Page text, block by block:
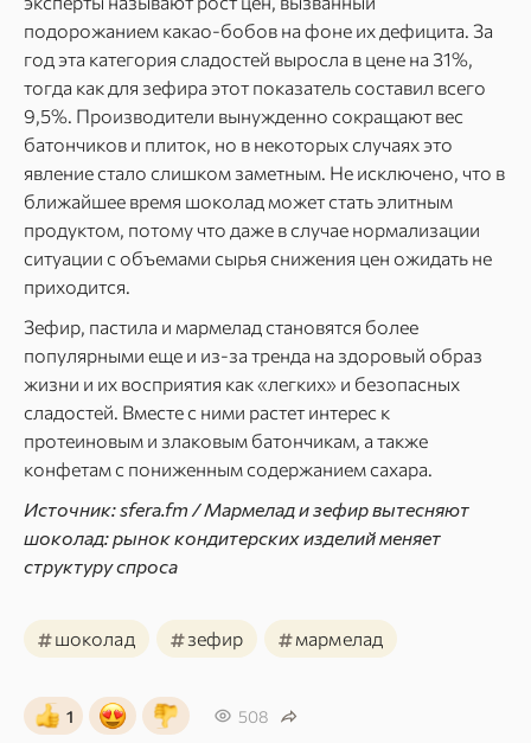
подорожанием какао-бобов на фоне их дефицита. За
год эта категория сладостей выросла в цене на 31%,
тогда как для зефира этот показатель составил всего
9,5%. Производители вынужденно сокращают вес
батончиков и плиток, но в некоторых случаях это
явление стало слишком заметным. Не исключено, что в
ближайшее время шоколад может стать элитным
продуктом, потому что даже в случае нормализации
ситуации с объемами сырья снижения цен ожидать не
приходится.
Зефир, пастила и мармелад становятся более
популярными еще и из-за тренда на здоровый образ
жизни и их восприятия как «легких» и безопасных
сладостей. Вместе с ними растет интерес к
протеиновым и злаковым батончикам, а также
конфетам с пониженным содержанием сахара.
Источник: sfera.fm / Мармелад и зефир вытесняют
шоколад: рынок кондитерских изделий меняет
структуру спроса
#шоколад #зефир #мармелад
1 508